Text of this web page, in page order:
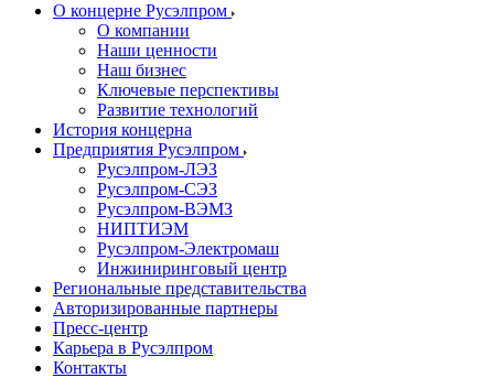
О концерне Русэлпром
О компании
Наши ценности
Наш бизнес
Ключевые перспективы
Развитие технологий
История концерна
Предприятия Русэлпром
Русэлпром-ЛЭЗ
Русэлпром-СЭЗ
Русэлпром-ВЭМЗ
НИПТИЭМ
Русэлпром-Электромаш
Инжиниринговый центр
Региональные представительства
Авторизированные партнеры
Пресс-центр
Карьера в Русэлпром
Контакты